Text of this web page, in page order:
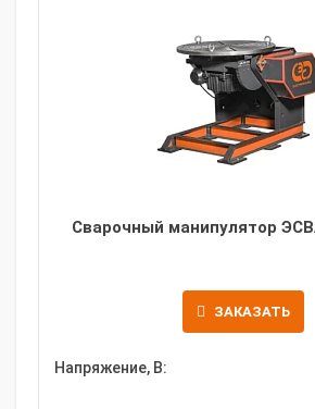
Сварочный манипулятор
ЗАКАЗАТЬ
Напряжение, В: